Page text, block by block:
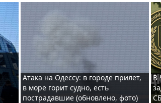
Атака на Одессу: в городе прилет,
в море горит судно, есть
пострадавшие (обновлено, фото)
В